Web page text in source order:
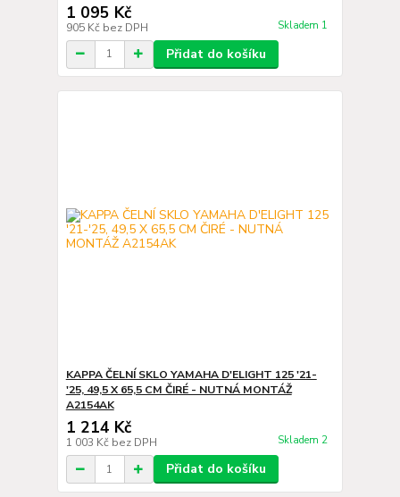
1 095 Kč
905 Kč bez DPH Skladem 1
Přidat do košíku
KAPPA ČELNÍ SKLO YAMAHA D'ELIGHT 125 '21-
'25, 49,5 X 65,5 CM ČIRÉ - NUTNÁ MONTÁŽ
A2154AK
1 214 Kč
1 003 Kč bez DPH Skladem 2
Přidat do košíku